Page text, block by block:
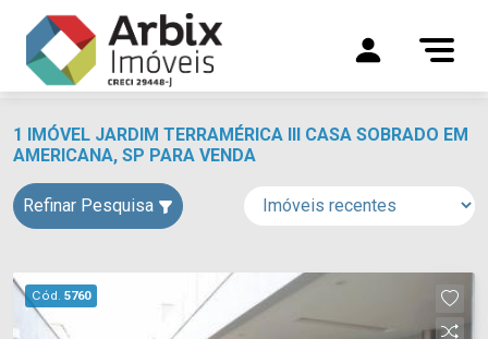
1 IMÓVEL JARDIM TERRAMÉRICA III CASA SOBRADO EM
AMERICANA, SP PARA VENDA
Refinar Pesquisa
Cód. 5760